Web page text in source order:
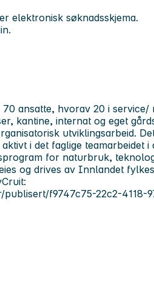
elektronisk søknadsskjema.
ansatte, hvorav 20 i service/
kantine, internat og eget
utviklingsarbeid.
i det faglige teamarbeidet
for naturbruk,
og drives av Innlandet
f9747c75-22c2-4118-